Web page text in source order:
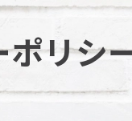
リシ